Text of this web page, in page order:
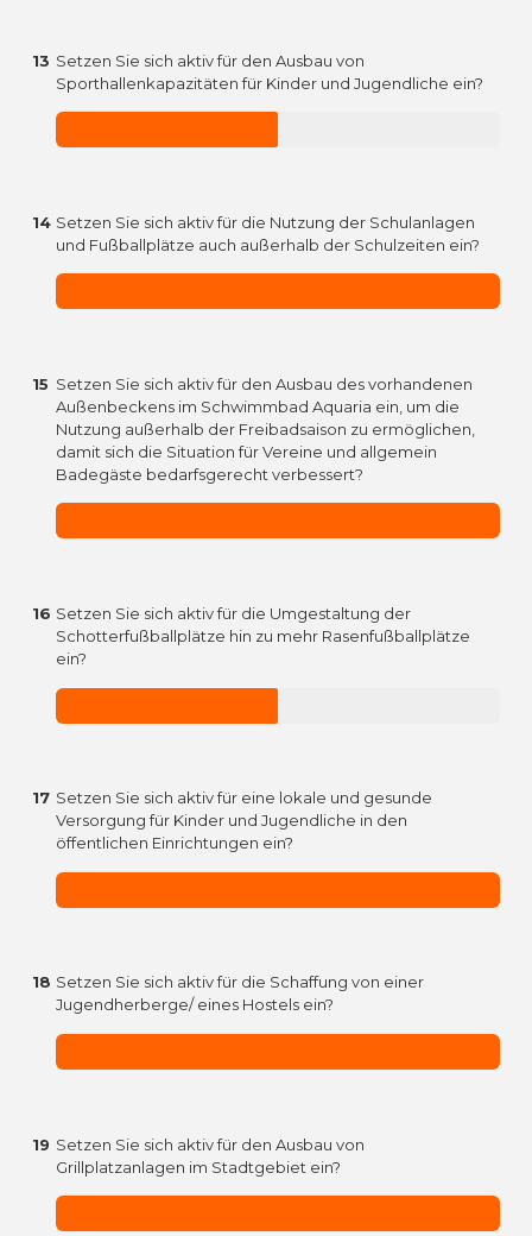
13 Setzen Sie sich aktiv für den Ausbau von
Sporthallenkapazitäten für Kinder und Jugendliche ein?
14 Setzen Sie sich aktiv für die Nutzung der Schulanlagen
und Fußballplätze auch außerhalb der Schulzeiten ein?
15 Setzen Sie sich aktiv für den Ausbau des vorhandenen
Außenbeckens im Schwimmbad Aquaria ein, um die
Nutzung außerhalb der Freibadsaison zu ermöglichen,
damit sich die Situation für Vereine und allgemein
Badegäste bedarfsgerecht verbessert?
16 Setzen Sie sich aktiv für die Umgestaltung der
Schotterfußballplätze hin zu mehr Rasenfußballplätze
ein?
17 Setzen Sie sich aktiv für eine lokale und gesunde
Versorgung für Kinder und Jugendliche in den
öffentlichen Einrichtungen ein?
18 Setzen Sie sich aktiv für die Schaffung von einer
Jugendherberge/ eines Hostels ein?
19 Setzen Sie sich aktiv für den Ausbau von
Grillplatzanlagen im Stadtgebiet ein?